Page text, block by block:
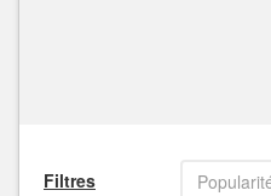
Filtres